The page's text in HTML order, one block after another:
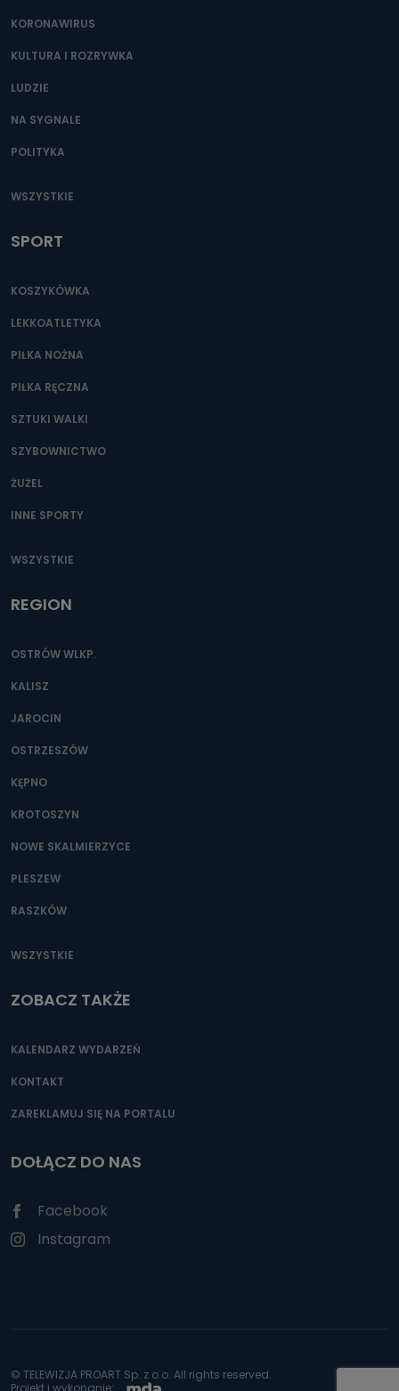
KORONAWIRUS
KULTURA I ROZRYWKA
LUDZIE
NA SYGNALE
POLITYKA
WSZYSTKIE
SPORT
KOSZYKÓWKA
LEKKOATLETYKA
PIŁKA NOŻNA
PIŁKA RĘCZNA
SZTUKI WALKI
SZYBOWNICTWO
ŻUŻEL
INNE SPORTY
WSZYSTKIE
REGION
OSTRÓW WLKP.
KALISZ
JAROCIN
OSTRZESZÓW
KĘPNO
KROTOSZYN
NOWE SKALMIERZYCE
PLESZEW
RASZKÓW
WSZYSTKIE
ZOBACZ TAKŻE
KALENDARZ WYDARZEŃ
KONTAKT
ZAREKLAMUJ SIĘ NA PORTALU
DOŁĄCZ DO NAS
Facebook
Instagram
© TELEWIZJA PROART Sp. z o.o. All rights reserved.
Projekt i wykonanie: